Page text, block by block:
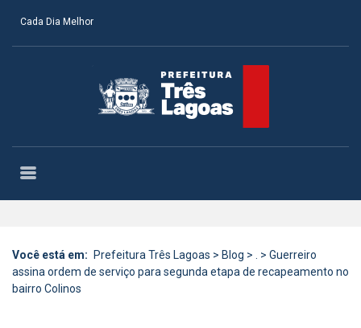
Cada Dia Melhor
Você está em: Prefeitura Três Lagoas > Blog > . > Guerreiro
assina ordem de serviço para segunda etapa de recapeamento no
bairro Colinos